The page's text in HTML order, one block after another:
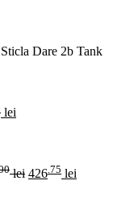
Sticla Dare 2b Tank
lei
lei 426 .75 lei